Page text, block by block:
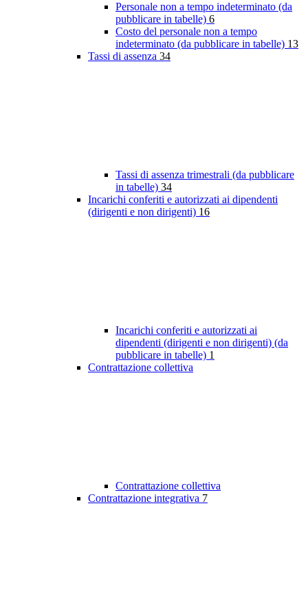
Personale non a tempo indeterminato (da
pubblicare in tabelle) 6
Costo del personale non a tempo
indeterminato (da pubblicare in tabelle) 13
Tassi di assenza 34
Tassi di assenza trimestrali (da pubblicare
in tabelle) 34
Incarichi conferiti e autorizzati ai dipendenti
(dirigenti e non dirigenti) 16
Incarichi conferiti e autorizzati ai
dipendenti (dirigenti e non dirigenti) (da
pubblicare in tabelle) 1
Contrattazione collettiva
Contrattazione collettiva
Contrattazione integrativa 7